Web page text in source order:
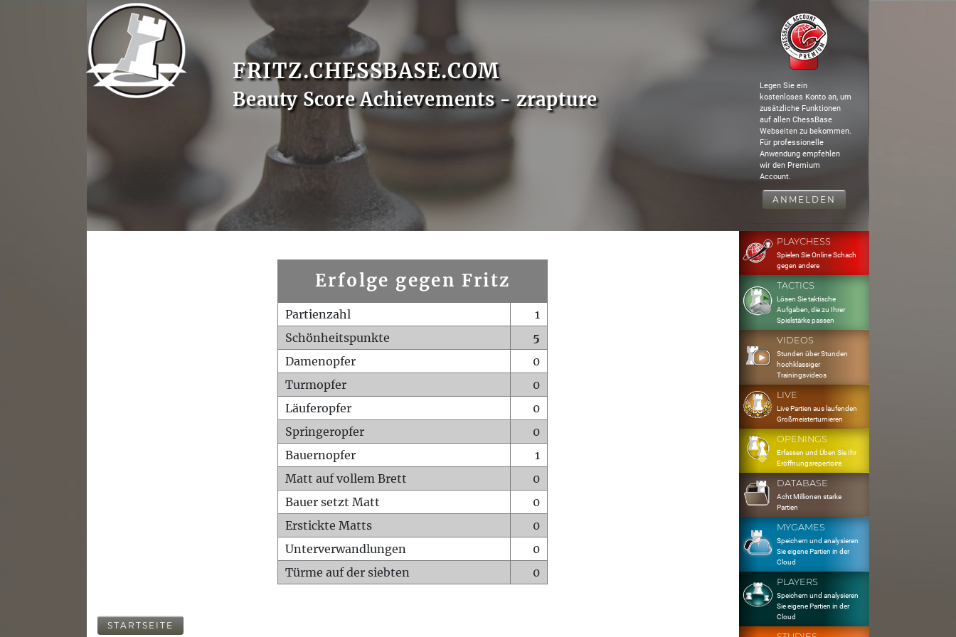
FRITZ.CHESSBASE.COM
Beauty Score Achievements - zrapture
Legen Sie ein
kostenloses Konto an, um
zusätzliche Funktionen
auf allen ChessBase
Webseiten zu bekommen.
Für professionelle
Anwendung empfehlen
wir den Premium
Account.
ANMELDEN
Erfolge gegen Fritz
Partienzahl
1
Schönheitspunkte
5
Damenopfer
0
Turmopfer
0
Läuferopfer
0
Springeropfer
0
Bauernopfer
1
Matt auf vollem Brett
0
Bauer setzt Matt
0
Erstickte Matts
0
Unterverwandlungen
0
Türme auf der siebten
0
STARTSEITE
PLAYCHESS
Spielen Sie Online Schach
gegen andere
TACTICS
Lösen Sie taktische
Aufgaben, die zu Ihrer
Spielstärke passen
VIDEOS
Stunden über Stunden
hochklassiger
Trainingsvideos
LIVE
Live Partien aus laufenden
Großmeisterturnieren
OPENINGS
Erfassen und Üben Sie Ihr
Eröffnungsrepertoire
DATABASE
Acht Millionen starke
Partien
MYGAMES
Speichern und analysieren
Sie eigene Partien in der
Cloud
PLAYERS
Speichern und analysieren
Sie eigene Partien in der
Cloud